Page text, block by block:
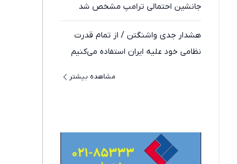
جانشین احتمالی ترامپ مشخص شد
هشدار جدی واشنگتن / از تمام قدرت
نظامی خود علیه ایران استفاده می‌کنیم
مشاهده بیشتر